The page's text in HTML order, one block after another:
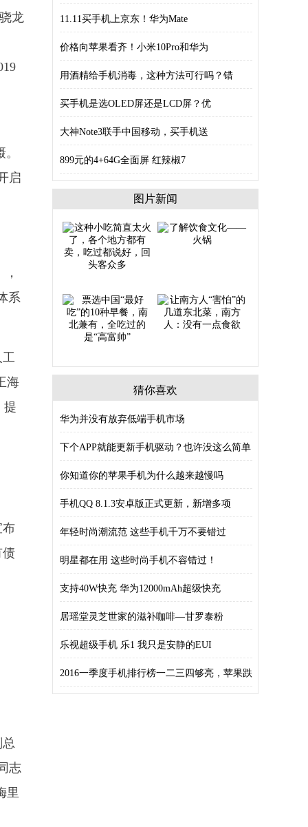
龙
启
系
海
提
布
债
志
里
11.11买手机上京东！华为Mate
价格向苹果看齐！小米10Pro和华为
用酒精给手机消毒，这种方法可行吗？错
买手机是选OLED屏还是LCD屏？优
大神Note3联手中国移动，买手机送
899元的4+64G全面屏 红辣椒7
图片新闻
猜你喜欢
华为并没有放弃低端手机市场
下个APP就能更新手机驱动？也许没这么简单
你知道你的苹果手机为什么越来越慢吗
手机QQ 8.1.3安卓版正式更新，新增多项
年轻时尚潮流范 这些手机千万不要错过
明星都在用 这些时尚手机不容错过！
支持40W快充 华为12000mAh超级快充
居瑶堂灵芝世家的滋补咖啡—甘罗泰粉
乐视超级手机 乐1 我只是安静的EUI
2016一季度手机排行榜一二三四够亮，苹果跌